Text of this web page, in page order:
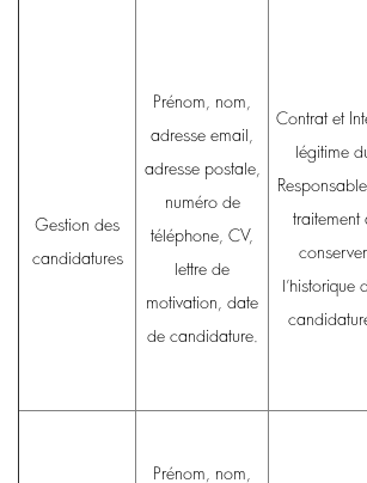
Gestion des
candidatures
Prénom, nom,
adresse email,
adresse postale,
numéro de
téléphone, CV,
lettre de
motivation, date
de candidature.
Contrat et
légitime
traitement
conserver
l’historique
Prénom, nom,